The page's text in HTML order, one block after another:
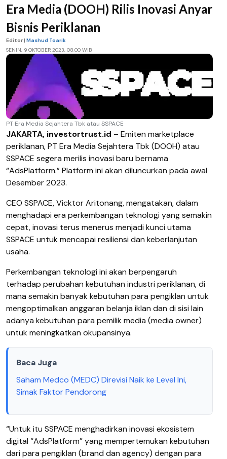
Era Media (DOOH) Rilis Inovasi Anyar
Bisnis Periklanan
Editor | Mashud Toarik
SENIN, 9 OKTOBER 2023, 08.00 WIB
PT Era Media Sejahtera Tbk atau SSPACE
JAKARTA, investortrust.id – Emiten marketplace
periklanan, PT Era Media Sejahtera Tbk (DOOH) atau
SSPACE segera merilis inovasi baru bernama
“AdsPlatform.” Platform ini akan diluncurkan pada awal
Desember 2023.
CEO SSPACE, Vicktor Aritonang, mengatakan, dalam
menghadapi era perkembangan teknologi yang semakin
cepat, inovasi terus menerus menjadi kunci utama
SSPACE untuk mencapai resiliensi dan keberlanjutan
usaha.
Perkembangan teknologi ini akan berpengaruh
terhadap perubahan kebutuhan industri periklanan, di
mana semakin banyak kebutuhan para pengiklan untuk
mengoptimalkan anggaran belanja iklan dan di sisi lain
adanya kebutuhan para pemilik media (media owner)
untuk meningkatkan okupansinya.
Baca Juga
Saham Medco (MEDC) Direvisi Naik ke Level Ini,
Simak Faktor Pendorong
“Untuk itu SSPACE menghadirkan inovasi ekosistem
digital “AdsPlatform” yang mempertemukan kebutuhan
dari para pengiklan (brand dan agency) dengan para